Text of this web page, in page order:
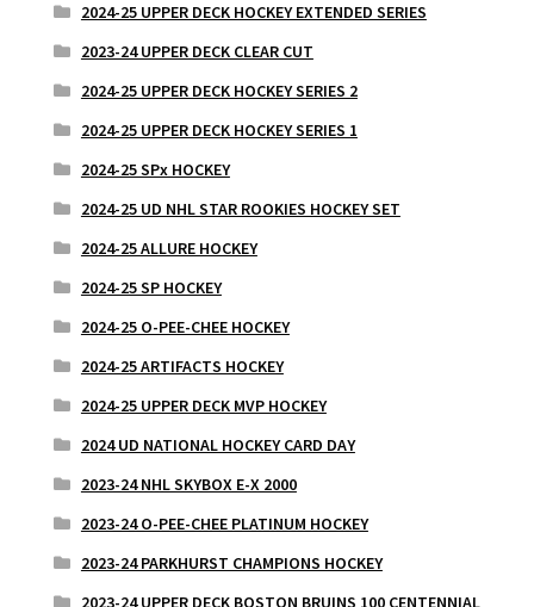
2024-25 UPPER DECK HOCKEY EXTENDED SERIES
2023-24 UPPER DECK CLEAR CUT
2024-25 UPPER DECK HOCKEY SERIES 2
2024-25 UPPER DECK HOCKEY SERIES 1
2024-25 SPx HOCKEY
2024-25 UD NHL STAR ROOKIES HOCKEY SET
2024-25 ALLURE HOCKEY
2024-25 SP HOCKEY
2024-25 O-PEE-CHEE HOCKEY
2024-25 ARTIFACTS HOCKEY
2024-25 UPPER DECK MVP HOCKEY
2024 UD NATIONAL HOCKEY CARD DAY
2023-24 NHL SKYBOX E-X 2000
2023-24 O-PEE-CHEE PLATINUM HOCKEY
2023-24 PARKHURST CHAMPIONS HOCKEY
2023-24 UPPER DECK BOSTON BRUINS 100 CENTENNIAL